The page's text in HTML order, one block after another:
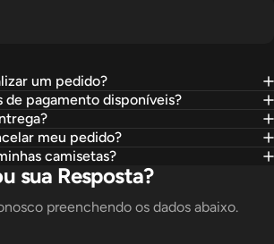
um pedido?
de pagamento disponíveis?
meu pedido?
camisetas?
sua Resposta?
preenchendo os dados abaixo.